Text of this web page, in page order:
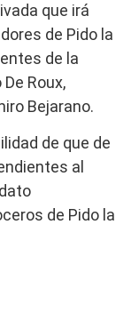
que irá
de Pido la
de la
Roux,
Bejarano.
de que de
al
de Pido la